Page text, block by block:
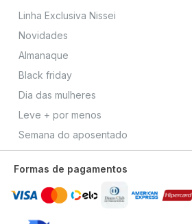
Linha Exclusiva Nissei
Novidades
Almanaque
Black friday
Dia das mulheres
Leve + por menos
Semana do aposentado
Formas de pagamentos